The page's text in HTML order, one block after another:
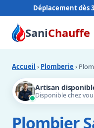
Déplacement dès
SaniChauffe
Accueil › Plomberie ›
Artisan
Disponible chez
Plombier